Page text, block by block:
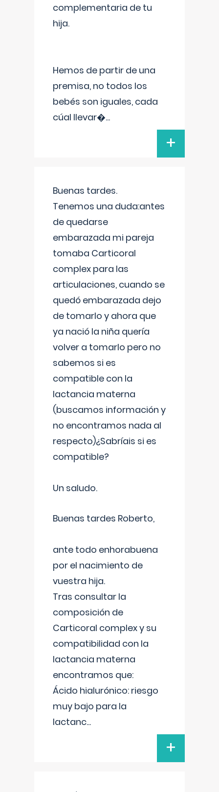
complementaria de tu
hija.
Hemos de partir de una
premisa, no todos los
bebés son iguales, cada
cúal llevar�...
+
Buenas tardes.
Tenemos una duda:antes
de quedarse
embarazada mi pareja
tomaba Carticoral
complex para las
articulaciones, cuando se
quedó embarazada dejo
de tomarlo y ahora que
ya nació la niña quería
volver a tomarlo pero no
sabemos si es
compatible con la
lactancia materna
(buscamos información y
no encontramos nada al
respecto)¿Sabríais si es
compatible?
Un saludo.
Buenas tardes Roberto,
ante todo enhorabuena
por el nacimiento de
vuestra hija.
Tras consultar la
composición de
Carticoral complex y su
compatibilidad con la
lactancia materna
encontramos que:
Ácido hialurónico: riesgo
muy bajo para la
lactanc...
+